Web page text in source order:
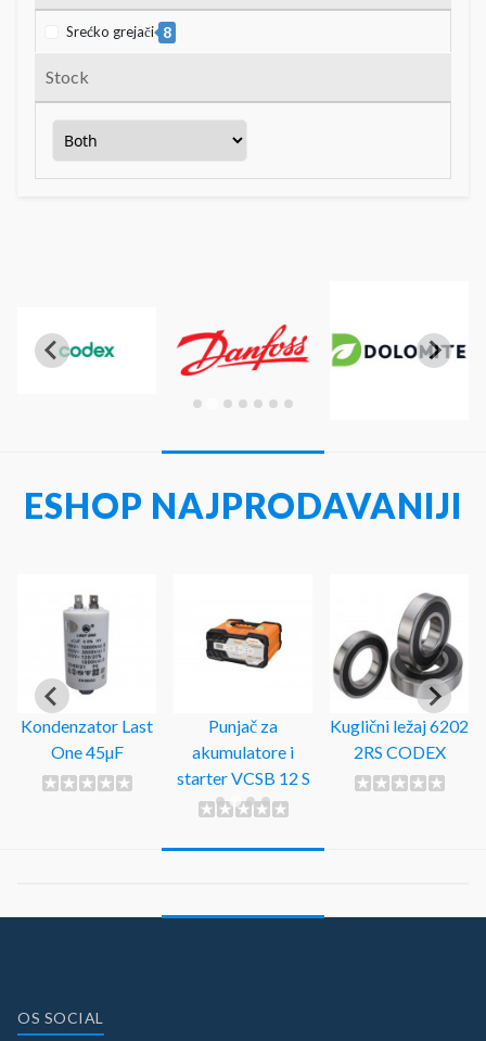
Srećko grejači 8
Stock
ESHOP NAJPRODAVANIJI
Kondenzator Last
One 45µF
Punjač za
akumulatore i
starter VCSB 12 S
Kuglični ležaj 6202
2RS CODEX
OS SOCIAL